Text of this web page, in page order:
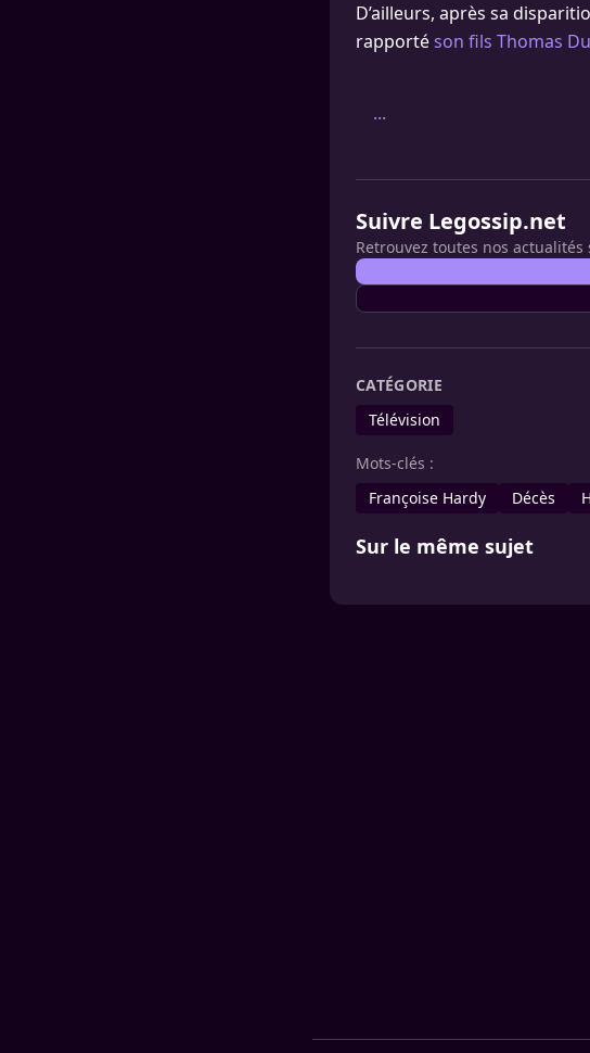
D’ailleurs, après sa
rapportéson fils Thomas
...
Suivre Legossip.net
Retrouvez toutes nos actualités
CATÉGORIE
Télévision
Mots-clés :
Françoise Hardy
Décès
Sur le même sujet